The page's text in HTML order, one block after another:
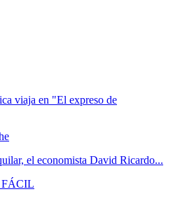
viaja en "El expreso de
el economista David Ricardo...